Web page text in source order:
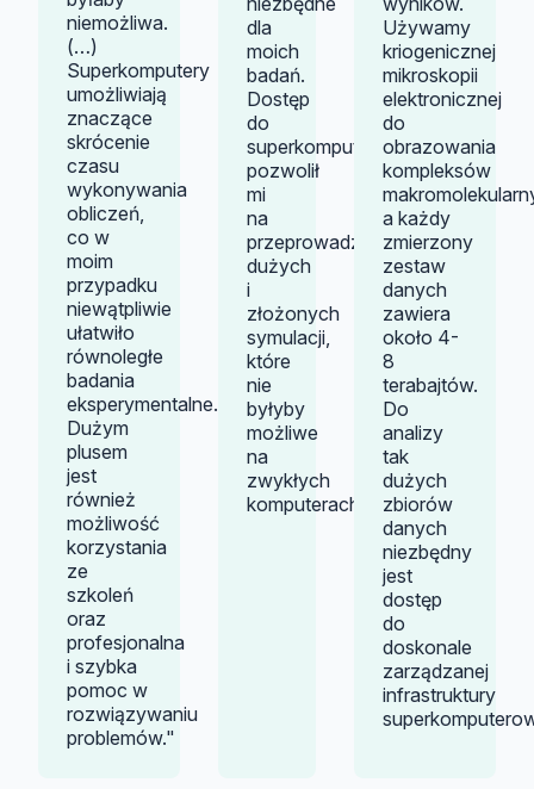
niemożliwa.
(…)
Superkomputery
umożliwiają
znaczące
skrócenie
czasu
wykonywania
obliczeń,
co w
moim
przypadku
niewątpliwie
ułatwiło
równoległe
badania
eksperymentalne.
Dużym
plusem
jest
również
możliwość
korzystania
ze
szkoleń
oraz
profesjonalna
i szybka
pomoc w
rozwiązywaniu
problemów."
dla
moich
badań.
Dostęp
do
superkomputerów
pozwolił
mi
na
przeprowadzenie
dużych
i
złożonych
symulacji,
które
nie
byłyby
możliwe
na
zwykłych
komputerach.”
Używamy
kriogenicznej
mikroskopii
elektronicznej
do
obrazowania
kompleksów
a każdy
zmierzony
zestaw
danych
zawiera
około 4-
8
terabajtów.
Do
analizy
tak
dużych
zbiorów
danych
niezbędny
jest
dostęp
do
doskonale
zarządzanej
infrastruktury